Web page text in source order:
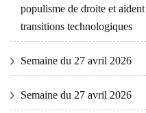
populisme de droite et
transitions technologiques
Semaine du 27 avril 2026
Semaine du 27 avril 2026